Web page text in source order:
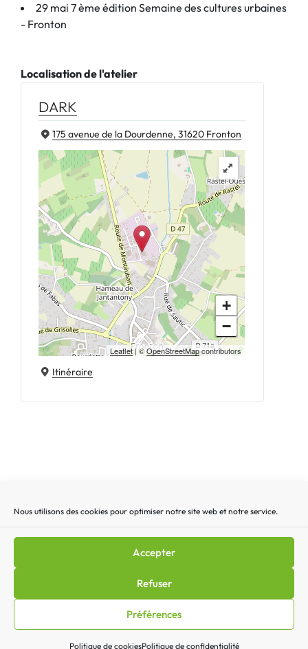
Nous utilisons des cookies pour optimiser notre site web et notre service.
Accepter
Refuser
Préférences
Politique de cookiesPolitique de confidentialité
29 mai 7 ème édition Semaine des cultures urbaines
- Fronton
Localisation de l'atelier
DARK
175 avenue de la Dourdenne, 31620 Fronton
+
−
Leaflet| ©OpenStreetMapcontributors
Itinéraire
Recherche
cookies|Politique de confidentialité|Politique de cookies
(EU)|Contact